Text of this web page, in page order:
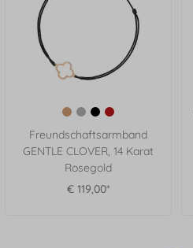
Freundschaftsarmband
GENTLE CLOVER, 14 Karat
Rosegold
€ 119,00*